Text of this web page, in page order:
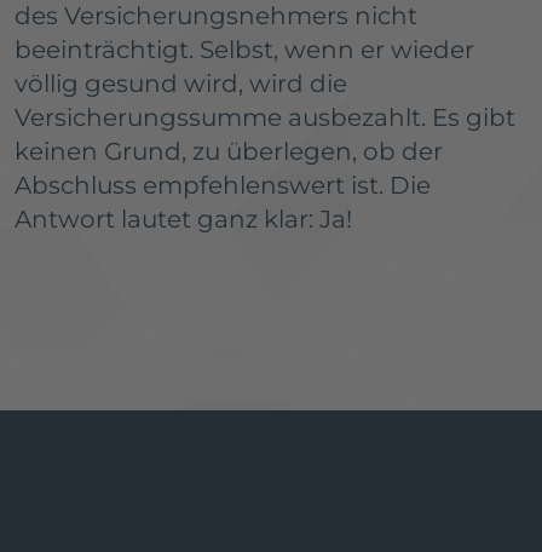
des Versicherungsnehmers nicht
beeinträchtigt. Selbst, wenn er wieder
völlig gesund wird, wird die
Versicherungssumme ausbezahlt. Es gibt
keinen Grund, zu überlegen, ob der
Abschluss empfehlenswert ist. Die
Antwort lautet ganz klar: Ja!